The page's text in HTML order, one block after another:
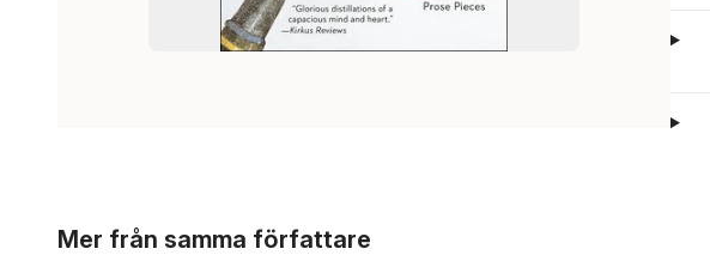
Mer från samma författare